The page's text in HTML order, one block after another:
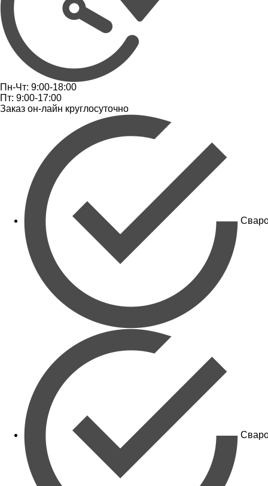
Пн-Чт: 9:00-18:00
Пт: 9:00-17:00
Заказ он-лайн круглосуточно